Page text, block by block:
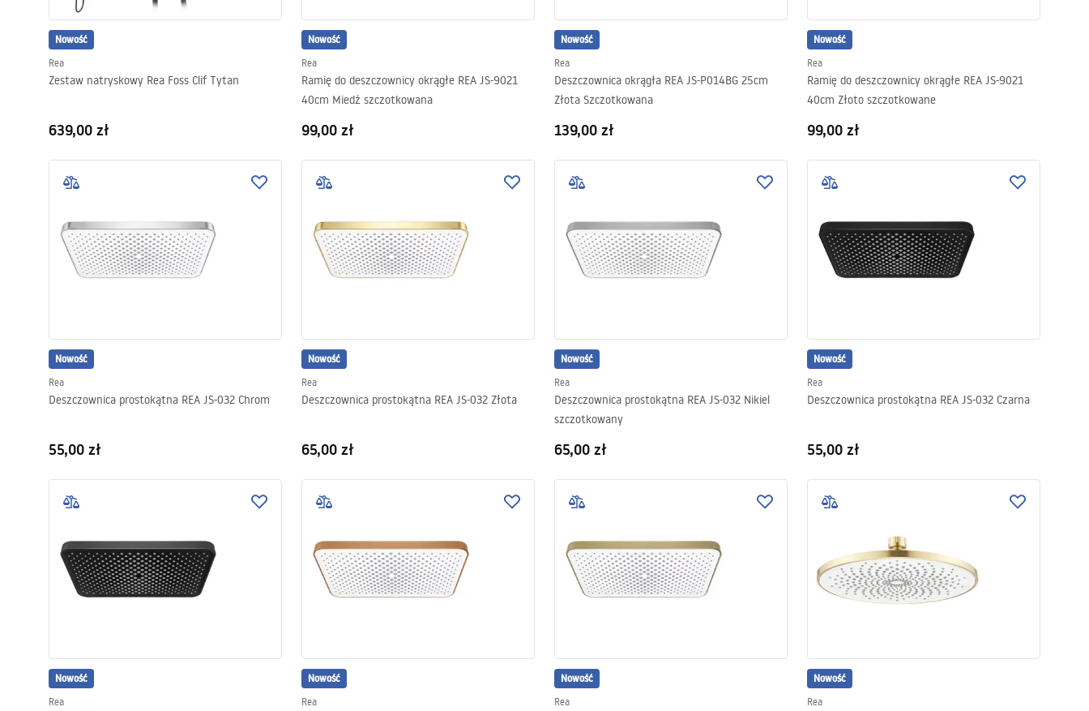
Nowość
Rea
Zestaw natryskowy Rea Foss Clif Tytan
639,00 zł
Nowość
Rea
Ramię do deszczownicy okrągłe REA JS-9021
40cm Miedź szczotkowana
99,00 zł
Nowość
Rea
Deszczownica okrągła REA JS-P014BG 25cm
Złota Szczotkowana
139,00 zł
Nowość
Rea
Ramię do deszczownicy okrągłe REA JS-9021
40cm Złoto szczotkowane
99,00 zł
Nowość
Rea
Deszczownica prostokątna REA JS-032 Chrom
55,00 zł
Nowość
Rea
Deszczownica prostokątna REA JS-032 Złota
65,00 zł
Nowość
Rea
Deszczownica prostokątna REA JS-032 Nikiel
szczotkowany
65,00 zł
Nowość
Rea
Deszczownica prostokątna REA JS-032 Czarna
55,00 zł
Nowość
Rea
Nowość
Rea
Nowość
Rea
Nowość
Rea